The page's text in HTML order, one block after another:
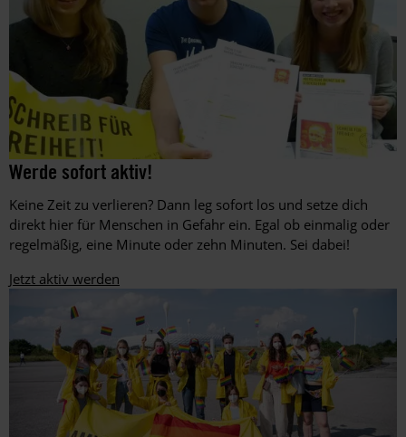
Aktion
am
Städtischen
Gymnasium
Erwitte
in
Westfalen
Amnesty-
Briefmarathons
an
©
©
Huckebrink
Werde sofort aktiv!
Keine Zeit zu verlieren? Dann leg sofort los und setze dich
direkt hier für Menschen in Gefahr ein. Egal ob einmalig oder
regelmäßig, eine Minute oder zehn Minuten. Sei dabei!
Jetzt aktiv werden